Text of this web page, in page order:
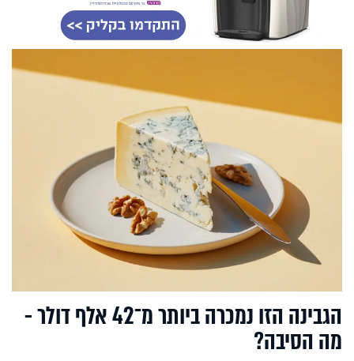
הגבינה הזו נמכרה ביותר מ־42 אלף דולר -
מה הסיבה?